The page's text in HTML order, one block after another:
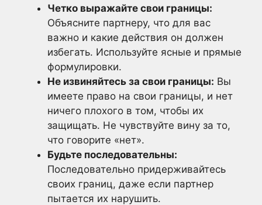
Четко выражайте свои границы:
Объясните партнеру, что для вас
важно и какие действия он должен
избегать. Используйте ясные и прямые
формулировки.
Не извиняйтесь за свои границы: Вы
имеете право на свои границы, и нет
ничего плохого в том, чтобы их
защищать. Не чувствуйте вину за то,
что говорите «нет».
Будьте последовательны:
Последовательно придерживайтесь
своих границ, даже если партнер
пытается их нарушить.